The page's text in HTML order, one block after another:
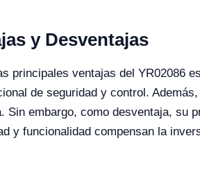
y Desventajas
principales ventajas del YR02086
de seguridad y control.
Sin embargo, como desventaja, su
y funcionalidad compensan la